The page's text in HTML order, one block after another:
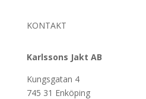
KONTAKT
Karlssons Jakt AB
Kungsgatan 4
745 31 Enköping